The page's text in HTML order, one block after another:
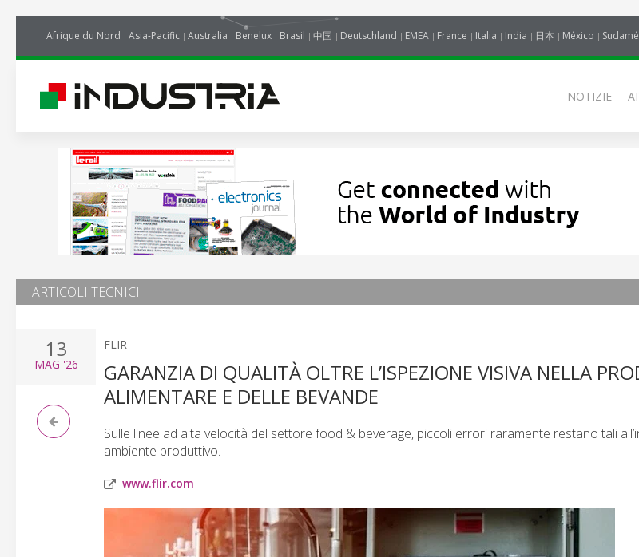
Afrique du Nord Asia-Pacific Australia Benelux Brasil 中国 Deutschland EMEA France Italia India 日本 México
NOTIZIE
ARTICOLI TECNICI
13
MAG '26
FLIR
GARANZIA DI QUALITÀ OLTRE L’ISPEZIONE VISIVA NELLA
ALIMENTARE E DELLE BEVANDE
Sulle linee ad alta velocità del settore food & beverage, piccoli errori raramente restano tali
ambiente produttivo.
www.flir.com